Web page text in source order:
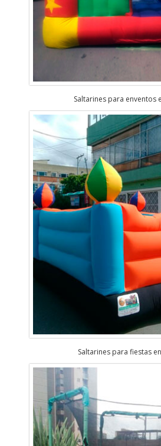
Saltarines para enventos
Saltarines para fiestas